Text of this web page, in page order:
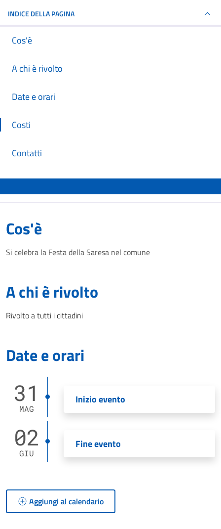
INDICE DELLA PAGINA
Cos'è
A chi è rivolto
Date e orari
Costi
Contatti
Cos'è
Si celebra la Festa della Saresa nel comune
A chi è rivolto
Rivolto a tutti i cittadini
Date e orari
31
MAG
Inizio evento
02
GIU
Fine evento
Aggiungi al calendario